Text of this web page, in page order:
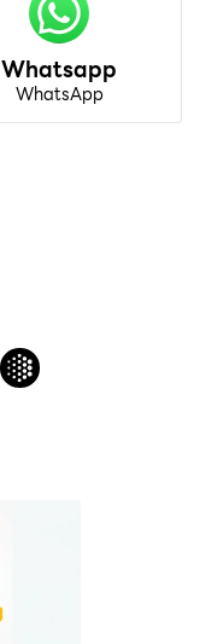
Whatsapp
WhatsApp